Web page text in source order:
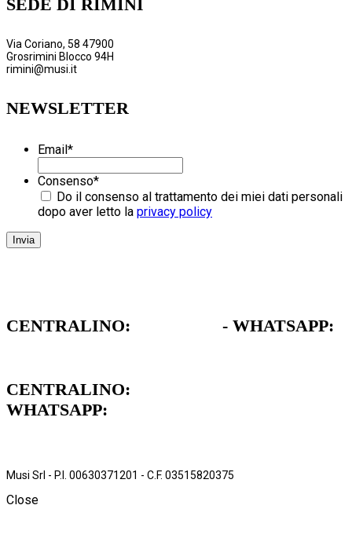
SEDE DI RIMINI
Via Coriano, 58 47900
Grosrimini Blocco 94H
rimini@musi.it
NEWSLETTER
Email*
Consenso*
Do il consenso al trattamento dei miei dati personali
dopo aver letto la privacy policy
CENTRALINO:
- WHATSAPP:
CENTRALINO:
WHATSAPP:
Musi Srl - P.I. 00630371201 - C.F. 03515820375
Close